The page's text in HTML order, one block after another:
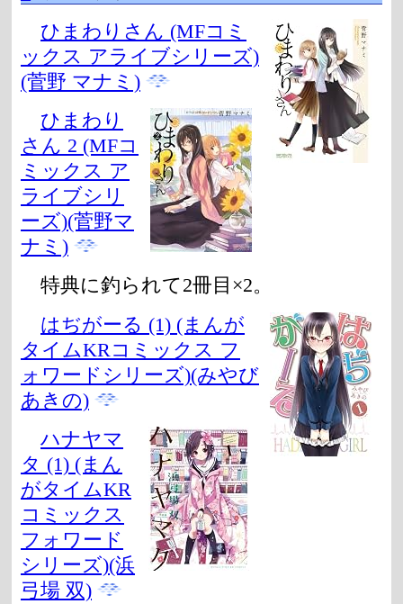
ひまわりさん (MFコミ
ックス アライブシリーズ)
(菅野 マナミ)
ひまわり
さん 2 (MFコ
ミックス ア
ライブシリ
ーズ)(菅野マ
ナミ)
特典に釣られて2冊目×2。
はぢがーる (1) (まんが
タイムKRコミックス フ
ォワードシリーズ)(みやび
あきの)
ハナヤマ
タ (1) (まん
がタイムKR
コミックス
フォワード
シリーズ)(浜
弓場 双)